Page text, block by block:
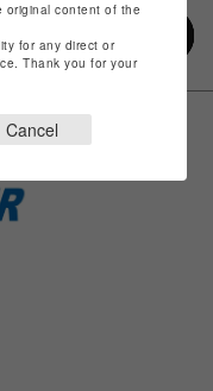
original content of the
for any direct or
Thank you for your
Cancel